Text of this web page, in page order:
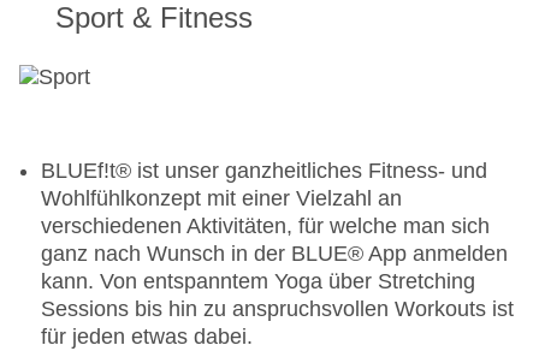
Diätküche, glutenfreie Gerichte: Anfrage
notwendig, leichte Gerichte, saisonale Gerichte,
Aufenthalt inkl.)“: à la carte, Reservierung
notwendig, gegen Gebühr, mit Terrasse,
angemessene Kleidung erwünscht
Bars & mehr: 4
Bar „TUI Bar“: gegen Gebühr
Poolbar Outdoor „Pool-/Snackbar“: gegen Gebühr
Bar „im Chill-Out Aussenbereich vom Bellota“:
Sport & Fitness
BLUEf!t® ist unser ganzheitliches Fitness- und
Wohlfühlkonzept mit einer Vielzahl an
verschiedenen Aktivitäten, für welche man sich
ganz nach Wunsch in der BLUE® App anmelden
kann. Von entspanntem Yoga über Stretching
Sessions bis hin zu anspruchsvollen Workouts ist
für jeden etwas dabei.